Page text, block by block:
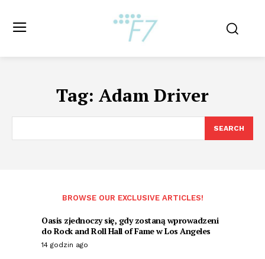
Tag: Adam Driver
SEARCH
BROWSE OUR EXCLUSIVE ARTICLES!
Oasis zjednoczy się, gdy zostaną wprowadzeni
do Rock and Roll Hall of Fame w Los Angeles
14 godzin ago